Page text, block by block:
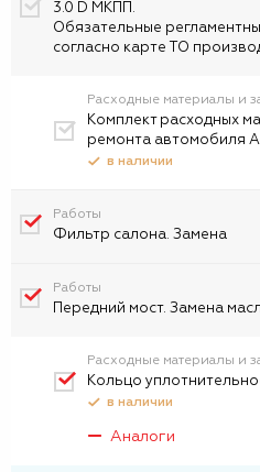
3.0 D МКПП.
Обязательные
согласно карте ТО
Расходные материалы и
Комплект расходных
ремонта автомобиля
в наличии
Работы
Фильтр салона. Замена
Работы
Передний мост. Замена
Расходные материалы и
Кольцо
в наличии
Аналоги